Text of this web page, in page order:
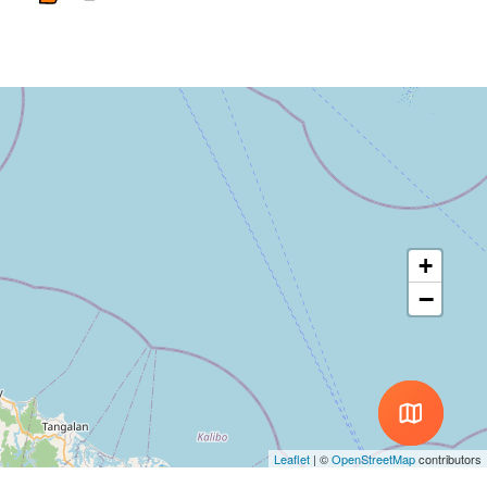
+
−
Leaflet | ©OpenStreetMapcontributors